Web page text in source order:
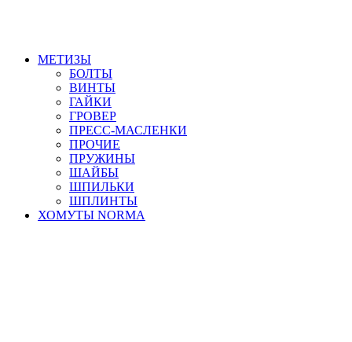
МЕТИЗЫ
БОЛТЫ
ВИНТЫ
ГАЙКИ
ГРОВЕР
ПРЕСС-МАСЛЕНКИ
ПРОЧИЕ
ПРУЖИНЫ
ШАЙБЫ
ШПИЛЬКИ
ШПЛИНТЫ
ХОМУТЫ NORMA